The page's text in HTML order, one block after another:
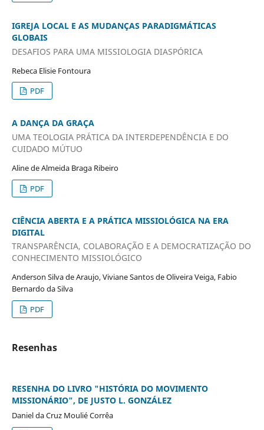
IGREJA LOCAL E AS MUDANÇAS PARADIGMÁTICAS
GLOBAIS
DESAFIOS PARA UMA MISSIOLOGIA DIASPÓRICA
Rebeca Elisie Fontoura
PDF
A DANÇA DA GRAÇA
UMA TEOLOGIA PRÁTICA DA INTERDEPENDÊNCIA E DO
CUIDADO MÚTUO
Aline de Almeida Braga Ribeiro
PDF
CIÊNCIA ABERTA E A PRÁTICA MISSIOLÓGICA NA ERA
DIGITAL
TRANSPARÊNCIA, COLABORAÇÃO E A DEMOCRATIZAÇÃO DO
CONHECIMENTO MISSIOLÓGICO
Anderson Silva de Araujo, Viviane Santos de Oliveira Veiga, Fabio
Bernardo da Silva
PDF
Resenhas
RESENHA DO LIVRO "HISTÓRIA DO MOVIMENTO
MISSIONÁRIO", DE JUSTO L. GONZÁLEZ
Daniel da Cruz Moulié Corrêa